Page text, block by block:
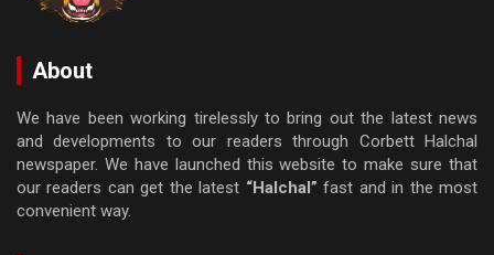
About
We have been working tirelessly to bring out the latest news
and developments to our readers through Corbett Halchal
newspaper. We have launched this website to make sure that
our readers can get the latest “Halchal” fast and in the most
convenient way.